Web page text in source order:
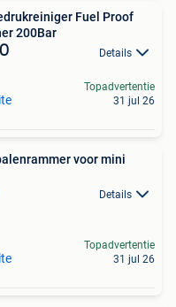
Fuel Proof
200Bar
Details
Topadvertentie
31 jul 26
voor mini
Details
Topadvertentie
31 jul 26